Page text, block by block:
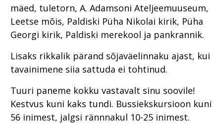
mäed, tuletorn, A. Adamsoni Ateljeemuuseum,
Leetse mõis, Paldiski Püha Nikolai kirik, Püha
Georgi kirik, Paldiski merekool ja pankrannik.
Lisaks rikkalik pärand sõjaväelinnaku ajast, kui
tavainimene siia sattuda ei tohtinud.
Tuuri paneme kokku vastavalt sinu soovile!
Kestvus kuni kaks tundi. Bussiekskursioon kuni
56 inimest, jalgsi rännnakul 10-25 inimest.